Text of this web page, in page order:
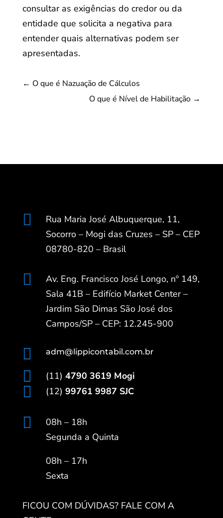
consultar as exigências do credor ou da
entidade que solicita a negativa para
entender quais alternativas podem ser
apresentadas.
← O que é Nazuação de Cálculos
O que é Nível de Habilitação →

Rua Maria José Albuquerque, 11,
Socorro – Mogi das Cruzes – SP – CEP
08780-820 – Brasil

Av. Eng. Francisco José Longo, nº 149,
Sala 41B – Edifício Market Center –
Jardim São Dimas São José dos
Campos/SP – CEP: 12.245-900
 adm@lippicontabil.com.br
 (11) 4790 3619 Mogi
 (12) 99761 9987 SJC

08h – 18h
Segunda a Quinta
08h – 17h
Sexta
FICOU COM DÚVIDAS? FALE COM A